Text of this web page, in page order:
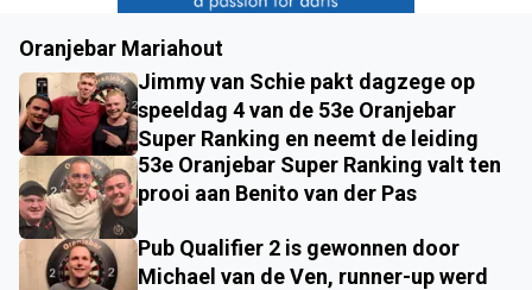
Oranjebar Mariahout
Jimmy van Schie pakt dagzege op
speeldag 4 van de 53e Oranjebar
Super Ranking en neemt de leiding
53e Oranjebar Super Ranking valt ten
prooi aan Benito van der Pas
Pub Qualifier 2 is gewonnen door
Michael van de Ven, runner-up werd